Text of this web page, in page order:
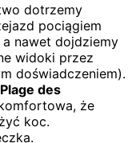
dotrzemy
pociągiem
nawet dojdziemy
widoki przez
doświadczeniem).
Plage des
że
koc.